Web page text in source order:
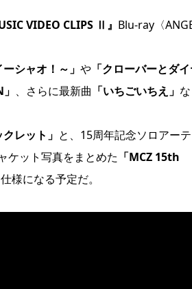
VIDEO CLIPS Ⅱ』 Blu-ray〈
シャオ！～」 や「クローバーとダ
、さらに最新曲 「いちごいちえ」 な
レット」 と、15周年記念ソロアー
ケット写真をまとめた 「MCZ 15th
様になる予定だ。